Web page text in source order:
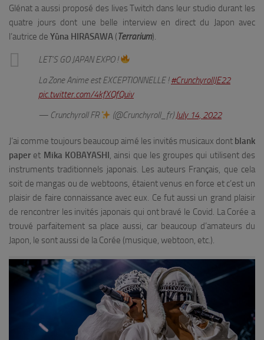
Glénat a aussi proposé des lives Twitch dans leur studio durant les
quatre jours dont une belle interview en direct du Japon avec
l’autrice de Yûna HIRASAWA (Terrarium).
LET’S GO JAPAN EXPO !
La Zone Anime est EXCEPTIONNELLE !#CrunchyrollJE22
pic.twitter.com/4kfXQfQuiv
— Crunchyroll FR
(@Crunchyroll_fr)July 14, 2022
J’ai comme toujours beaucoup aimé les invités musicaux dont blank
paper et Mika KOBAYASHI, ainsi que les groupes qui utilisent des
instruments traditionnels japonais. Les auteurs Français, que cela
soit de mangas ou de webtoons, étaient venus en force et c’est un
plaisir de faire connaissance avec eux. Ce fut aussi un grand plaisir
de rencontrer les invités japonais qui ont bravé le Covid. La Corée a
trouvé parfaitement sa place aussi, car beaucoup d’amateurs du
Japon, le sont aussi de la Corée (musique, webtoon, etc.).